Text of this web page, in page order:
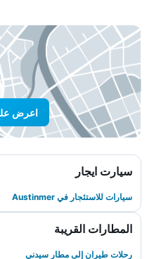
اعرض
سيارت ايجار
سيارات للاستئجار في Austinmer
المطارات القريبة
رحلات طيران إلى مطار سيدني